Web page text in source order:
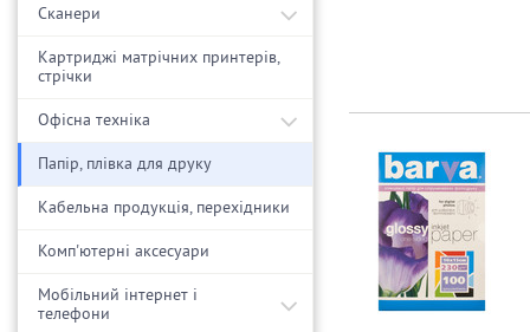
Сканери
Картриджі матрічних принтерів,
стрічки
Офісна техніка
Папір, плівка для друку
Кабельна продукція, перехідники
Комп'ютерні аксесуари
Мобільний інтернет і
телефони